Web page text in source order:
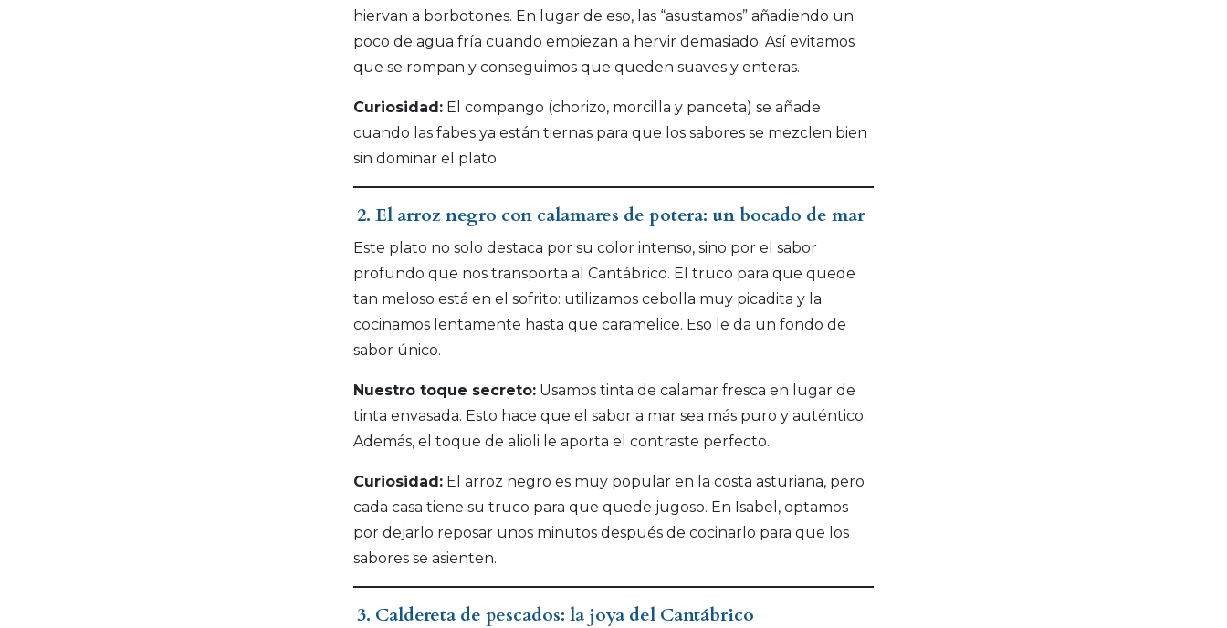
hiervan a borbotones. En lugar de eso, las “asustamos” añadiendo un
poco de agua fría cuando empiezan a hervir demasiado. Así evitamos
que se rompan y conseguimos que queden suaves y enteras.
Curiosidad: El compango (chorizo, morcilla y panceta) se añade
cuando las fabes ya están tiernas para que los sabores se mezclen bien
sin dominar el plato.
2. El arroz negro con calamares de potera: un bocado de mar
Este plato no solo destaca por su color intenso, sino por el sabor
profundo que nos transporta al Cantábrico. El truco para que quede
tan meloso está en el sofrito: utilizamos cebolla muy picadita y la
cocinamos lentamente hasta que caramelice. Eso le da un fondo de
sabor único.
Nuestro toque secreto: Usamos tinta de calamar fresca en lugar de
tinta envasada. Esto hace que el sabor a mar sea más puro y auténtico.
Además, el toque de alioli le aporta el contraste perfecto.
Curiosidad: El arroz negro es muy popular en la costa asturiana, pero
cada casa tiene su truco para que quede jugoso. En Isabel, optamos
por dejarlo reposar unos minutos después de cocinarlo para que los
sabores se asienten.
3. Caldereta de pescados: la joya del Cantábrico